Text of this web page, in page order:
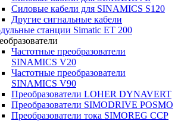
Силовые кабели для SINAMICS S120
Другие сигнальные кабели
станции Simatic ET 200
Частотные преобразователи
SINAMICS V20
Частотные преобразователи
SINAMICS V90
Преобразователи LOHER DYNAVERT
Преобразователи SIMODRIVE POSMO
Преобразователи тока SIMOREG CCP